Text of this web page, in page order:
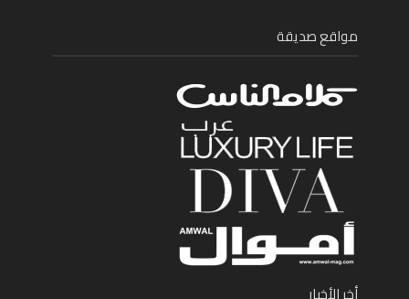
مواقع صديقة